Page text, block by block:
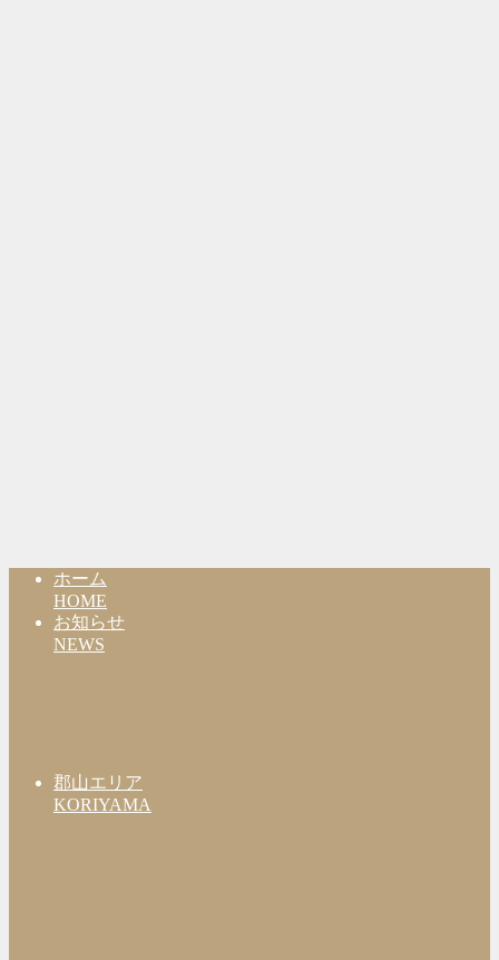
ホーム
HOME
お知らせ
NEWS
郡山エリア
KORIYAMA